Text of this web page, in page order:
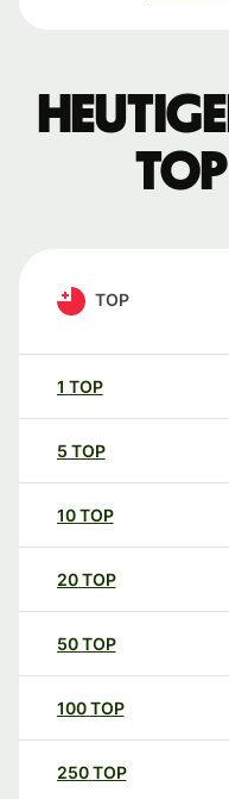
TOP
1 TOP
5 TOP
10TOP
20TOP
50TOP
100TOP
250TOP